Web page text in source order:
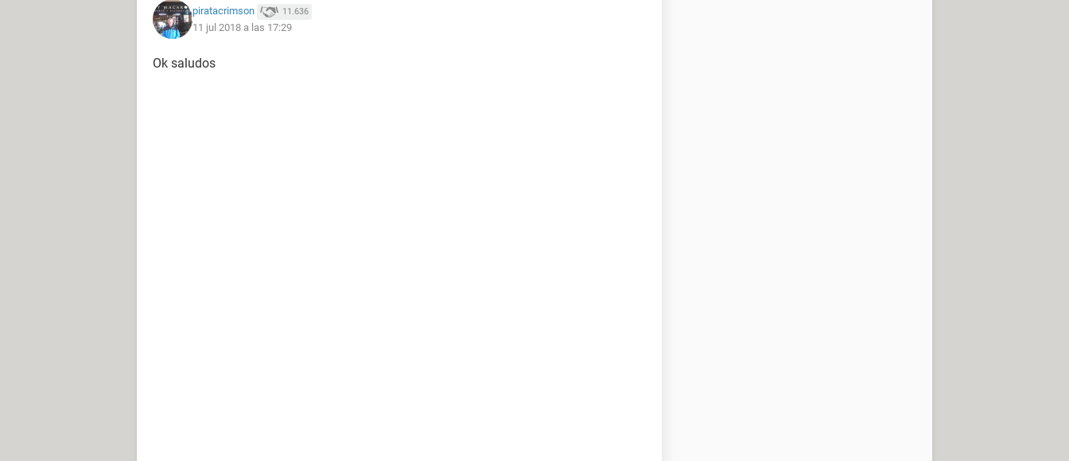
piratacrimson 11.636
11 jul 2018 a las 17:29
Ok saludos